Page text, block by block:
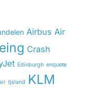
Airbus Air
Crash
Edinburgh enquete
Ijsland KLM